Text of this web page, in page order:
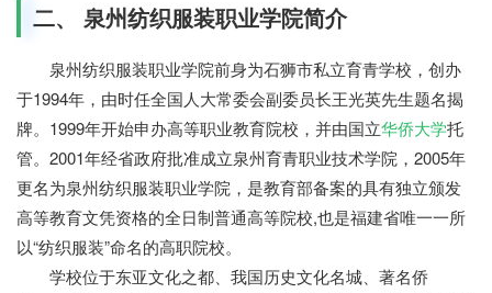
二、 泉州纺织服装职业学院简介
泉州纺织服装职业学院前身为石狮市私立育青学校，创办
于1994年，由时任全国人大常委会副委员长王光英先生题名揭
牌。1999年开始申办高等职业教育院校，并由国立华侨大学托
管。2001年经省政府批准成立泉州育青职业技术学院，2005年
更名为泉州纺织服装职业学院，是教育部备案的具有独立颁发
高等教育文凭资格的全日制普通高等院校,也是福建省唯一一所
以“纺织服装”命名的高职院校。
学校位于东亚文化之都、我国历史文化名城、著名侨